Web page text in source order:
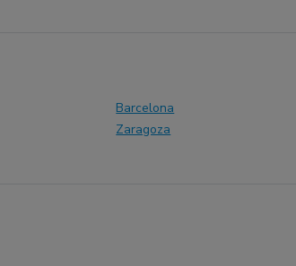
Barcelona
Zaragoza